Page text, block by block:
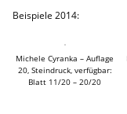
Beispiele 2014:
Michele Cyranka – Auflage
20, Steindruck, verfügbar:
Blatt 11/20 – 20/20